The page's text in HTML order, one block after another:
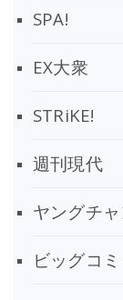
SPA!
EX大衆
STRiKE!
週刊現代
ヤングチ
ビッグコ